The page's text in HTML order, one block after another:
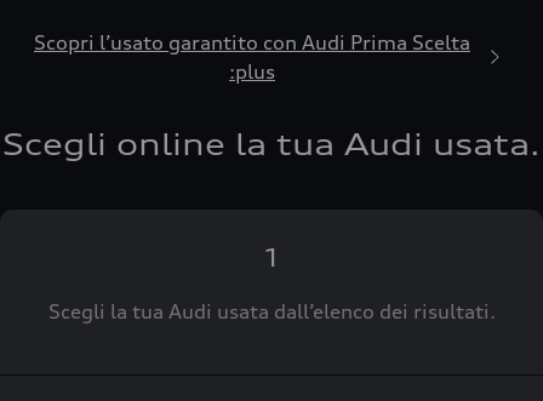
Scopri l’usato garantito con Audi Prima Scelta
:plus
Scegli online la tua Audi usata.
1
Scegli la tua Audi usata dall’elenco dei risultati.